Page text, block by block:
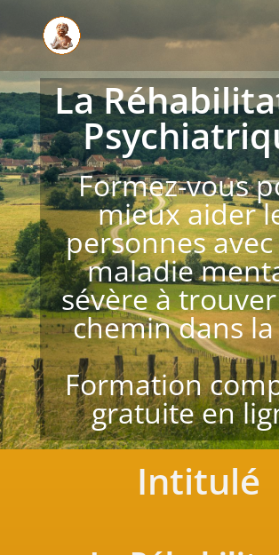
La
Formez-vous
mieux aider
personnes
maladie
sévère à
chemin dans
Formation
gratuite en
Intitulé